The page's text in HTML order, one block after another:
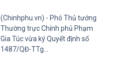
(Chinhphu.vn) - Phó Thủ tướng
Thường trực Chính phủ Phạm
Gia Túc vừa ký Quyết định số
1487/QĐ-TTg...